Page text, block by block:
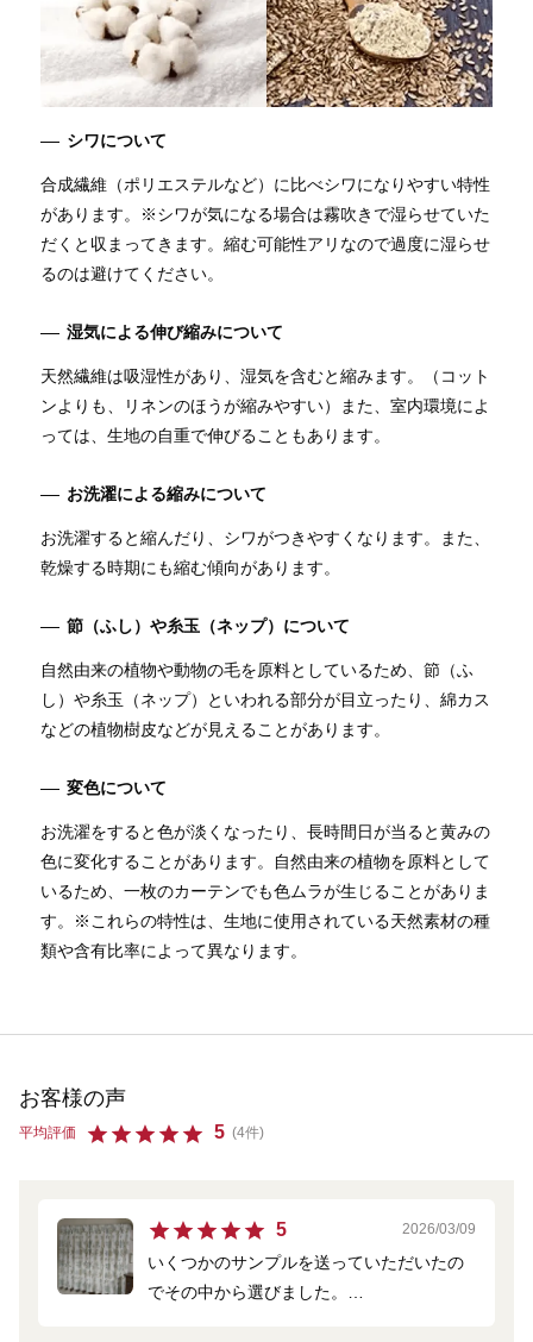
シワについて
合成繊維（ポリエステルなど）に比べシワになりやすい特性
があります。※シワが気になる場合は霧吹きで湿らせていた
だくと収まってきます。縮む可能性アリなので過度に湿らせ
るのは避けてください。
湿気による伸び縮みについて
天然繊維は吸湿性があり、湿気を含むと縮みます。（コット
ンよりも、リネンのほうが縮みやすい）また、室内環境によ
っては、生地の自重で伸びることもあります。
お洗濯による縮みについて
お洗濯すると縮んだり、シワがつきやすくなります。また、
乾燥する時期にも縮む傾向があります。
節（ふし）や糸玉（ネップ）について
自然由来の植物や動物の毛を原料としているため、節（ふ
し）や糸玉（ネップ）といわれる部分が目立ったり、綿カス
などの植物樹皮などが見えることがあります。
変色について
お洗濯をすると色が淡くなったり、長時間日が当ると黄みの
色に変化することがあります。自然由来の植物を原料として
いるため、一枚のカーテンでも色ムラが生じることがありま
す。※これらの特性は、生地に使用されている天然素材の種
類や含有比率によって異なります。
お客様の声
平均評価 5 (4件)
5 2026/03/09
いくつかのサンプルを送っていただいたの
でその中から選びました。